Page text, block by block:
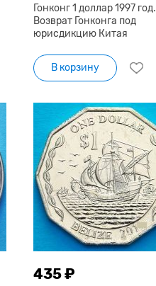
Гонконг 1 доллар 1997 год.
Возврат Гонконга под
юрисдикцию Китая
В корзину
435 ₽